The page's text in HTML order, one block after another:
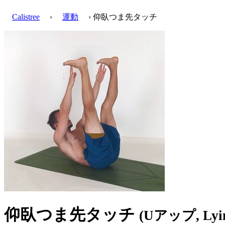
Calistree › 運動 › 仰臥つま先タッチ
仰臥つま先タッチ (Uアップ,